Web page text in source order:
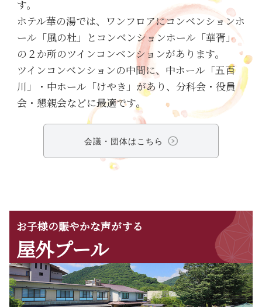
す。
ホテル華の湯では、ワンフロアにコンベンションホ
ール「風の杜」とコンベンションホール「華胥」
の２か所のツインコンベンションがあります。
ツインコンベンションの中間に、中ホール「五百
川」・中ホール「けやき」があり、分科会・役員
会・懇親会などに最適です。
会議・団体はこちら
お子様の賑やかな声がする
屋外プール